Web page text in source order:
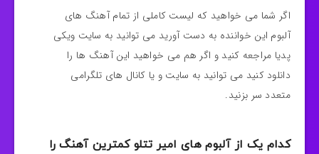
اگر شما می خواهید که لیست کاملی از تمام آهنگ های
آلبوم این خواننده به دست آورید می توانید به سایت ویکی
پدیا مراجعه کنید و اگر هم می خواهید این آهنگ ها را
دانلود کنید می توانید به سایت و یا کانال های تلگرامی
متعدد سر بزنید.
کدام یک از آلبوم های امیر تتلو کمترین آهنگ را